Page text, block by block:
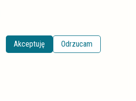
Akceptuję Odrzucam